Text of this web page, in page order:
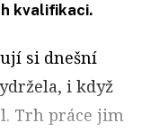
kvalifikaci.
si dnešní
i když
Trh práce jim